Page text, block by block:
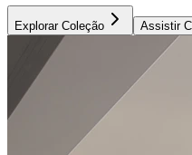
Explorar Coleção Assistir